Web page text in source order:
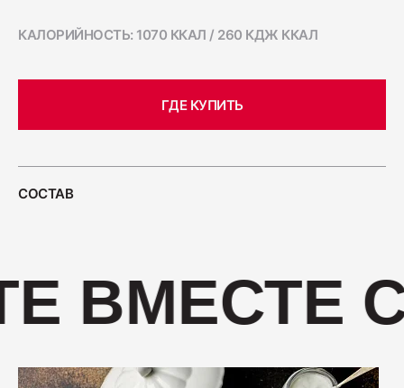
Ветчина "С окороком"
330
КАЛОРИЙНОСТЬ: 1070 ККАЛ / 260 КДЖ ККАЛ
ГДЕ КУПИТЬ
СОСТАВ
ВМЕСТЕ